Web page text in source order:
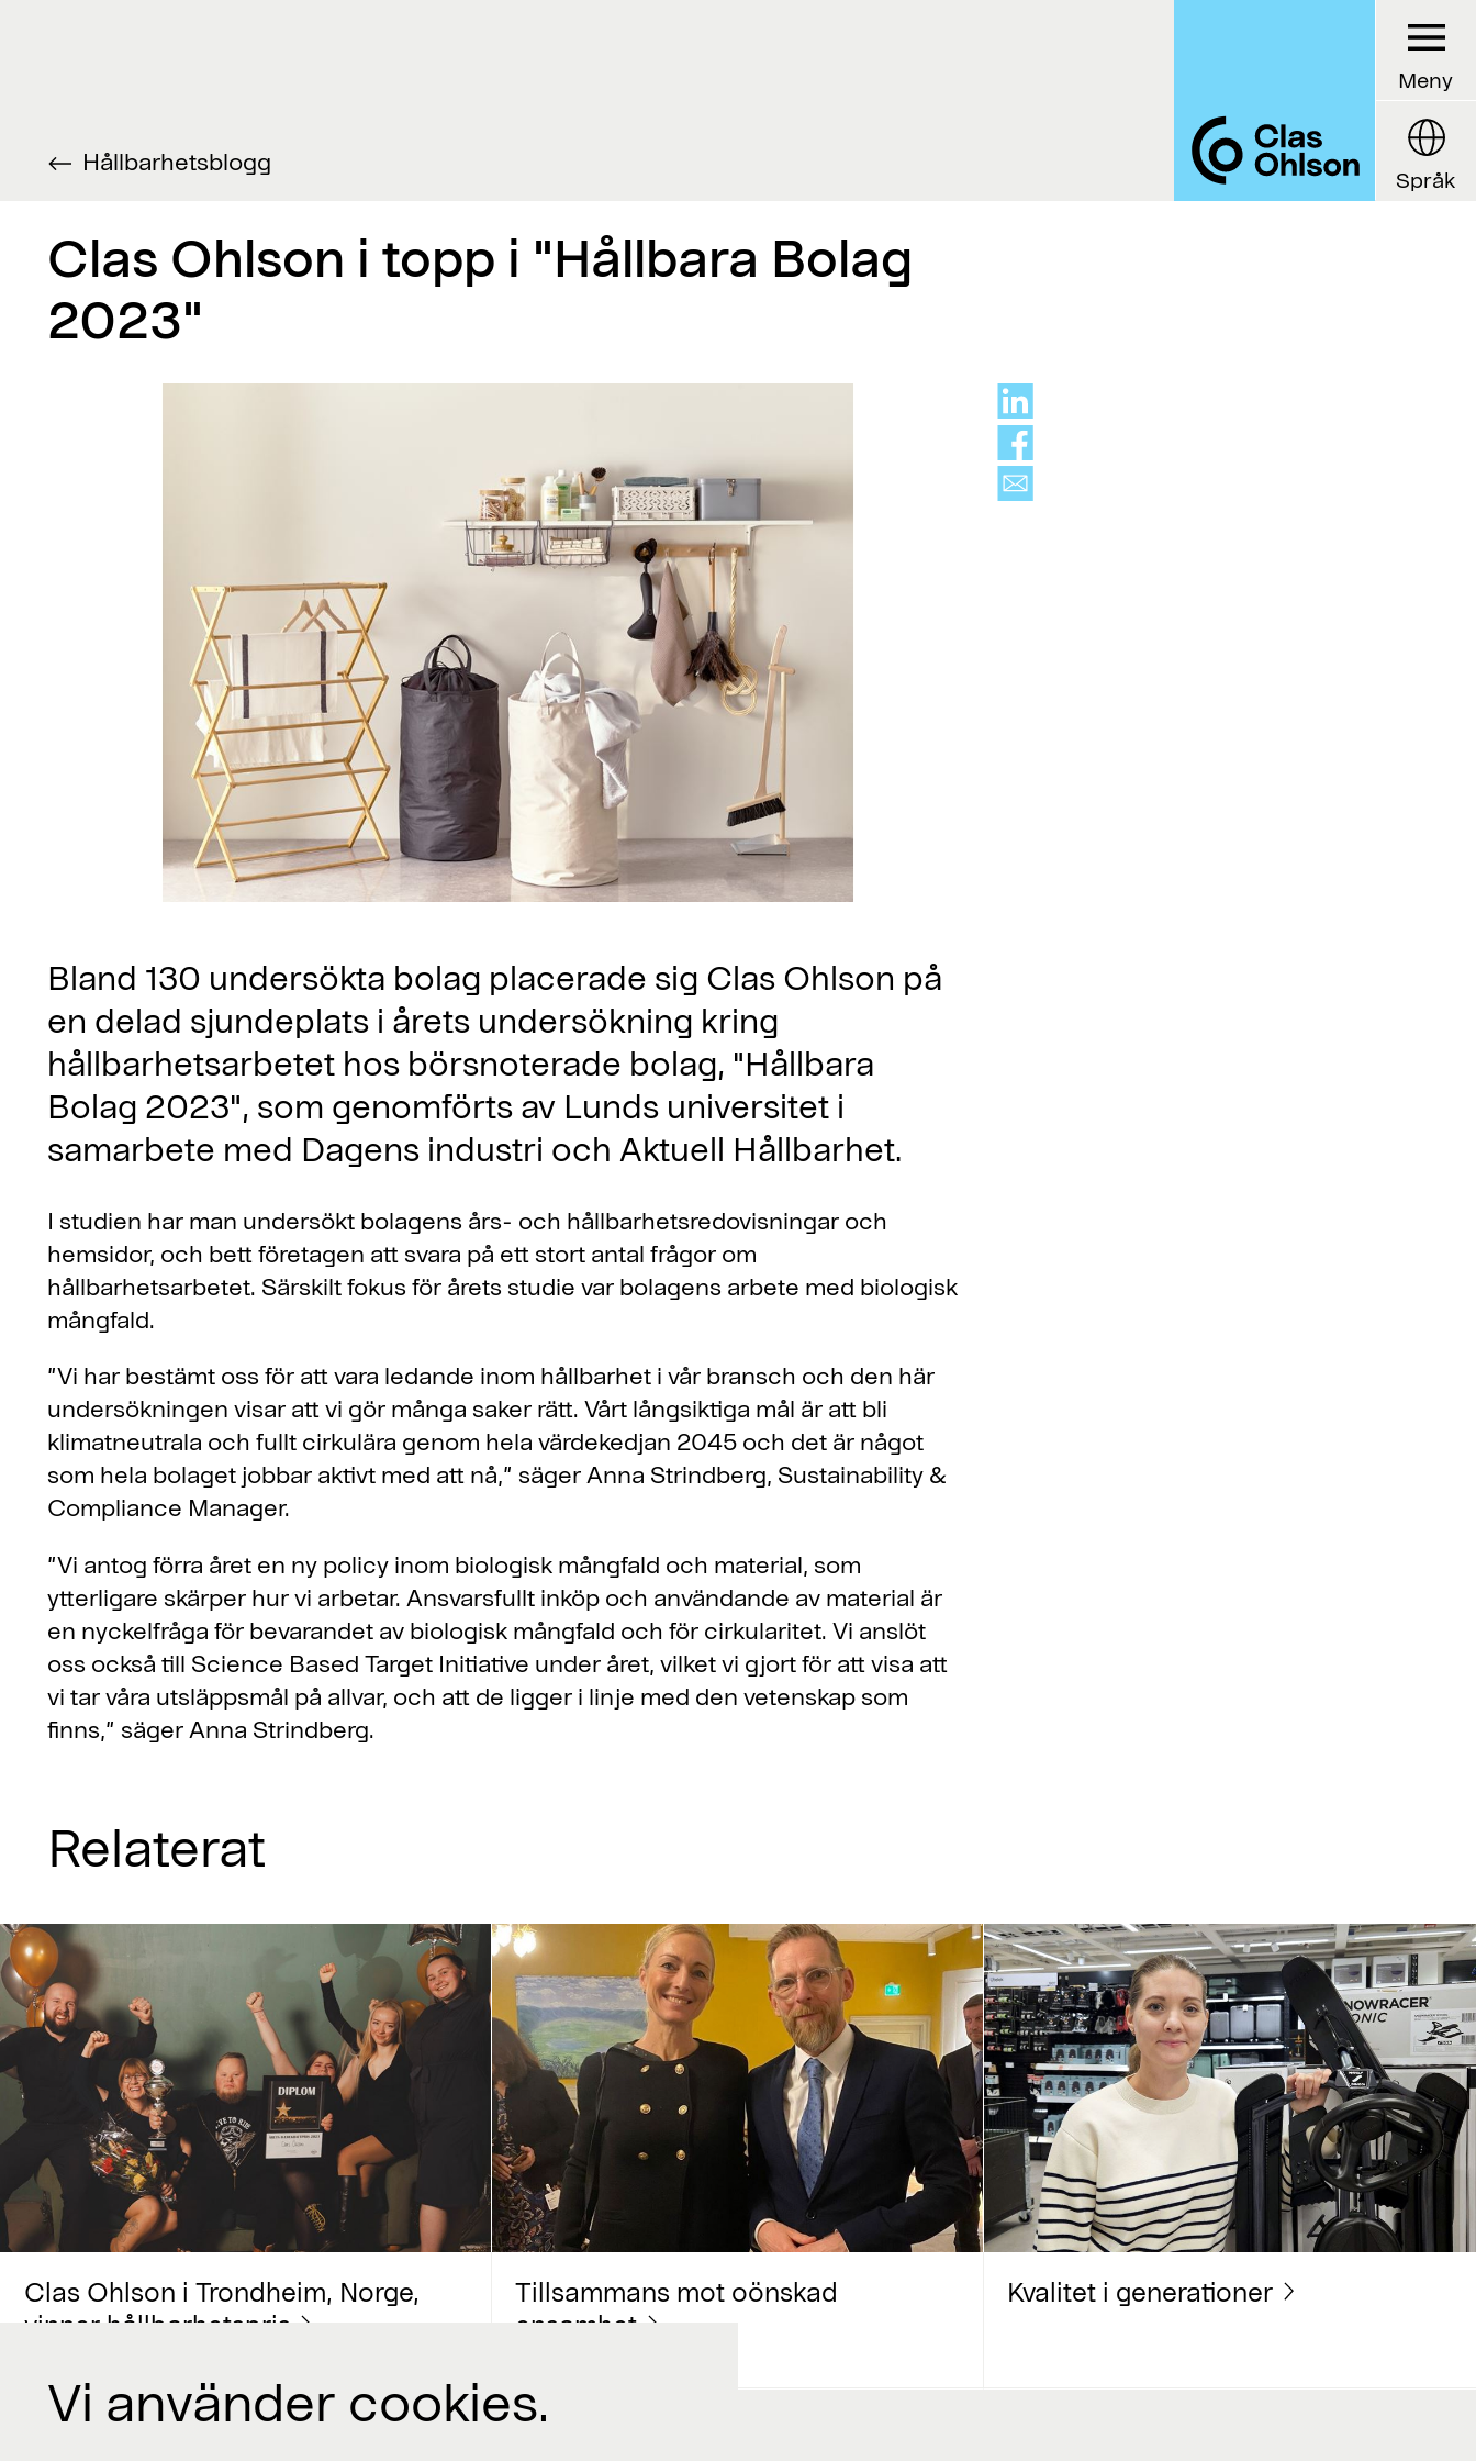
Hållbarhetsblogg
Clas Ohlson i topp i "Hållbara Bolag
2023"
Bland 130 undersökta bolag placerade sig Clas Ohlson på
en delad sjundeplats i årets undersökning kring
hållbarhetsarbetet hos börsnoterade bolag, "Hållbara
Bolag 2023", som genomförts av Lunds universitet i
samarbete med Dagens industri och Aktuell Hållbarhet.
I studien har man undersökt bolagens års- och hållbarhetsredovisningar och
hemsidor, och bett företagen att svara på ett stort antal frågor om
hållbarhetsarbetet. Särskilt fokus för årets studie var bolagens arbete med biologisk
mångfald.
”Vi har bestämt oss för att vara ledande inom hållbarhet i vår bransch och den här
undersökningen visar att vi gör många saker rätt. Vårt långsiktiga mål är att bli
klimatneutrala och fullt cirkulära genom hela värdekedjan 2045 och det är något
som hela bolaget jobbar aktivt med att nå,” säger Anna Strindberg, Sustainability &
Compliance Manager.
”Vi antog förra året en ny policy inom biologisk mångfald och material, som
ytterligare skärper hur vi arbetar. Ansvarsfullt inköp och användande av material är
en nyckelfråga för bevarandet av biologisk mångfald och för cirkularitet. Vi anslöt
oss också till Science Based Target Initiative under året, vilket vi gjort för att visa att
vi tar våra utsläppsmål på allvar, och att de ligger i linje med den vetenskap som
finns,” säger Anna Strindberg.
Relaterat
Clas Ohlson i Trondheim, Norge,
vinner hållbarhetspris
Tillsammans mot oönskad
ensamhet
Kvalitet i generationer
Meny
Språk
Vi använder cookies.